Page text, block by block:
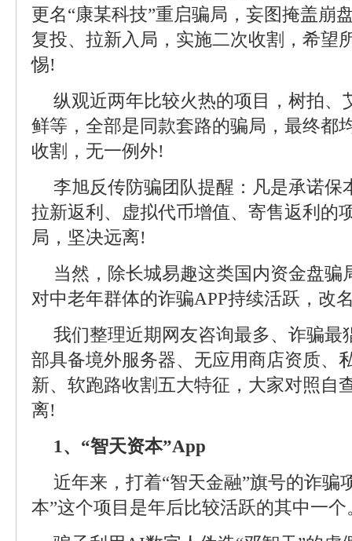
更名“康某科技”重启骗局，妄图掩盖崩
复投、拉新入局，实施二次收割，希望
惕!
纵观近两年比较火热的项目，树拍、
鲜等，全部是同款套路的骗局，最终都
收割，无一例外!
李旭反传防骗团队提醒：凡是承诺保
拉新返利、虚拟代币增值、寄售返利的
局，坚决远离!
当然，除长城易趣这类国内资金盘骗
对中老年群体的诈骗APP持续活跃，改
我们整理近期网友咨询最多、诈骗最
部具备境外服务器、无应用商店资质、
新、软跑路收割五大特征，大家对照自
离!
1、“智天资本”App
近年来，打着“智天金融”旗号的诈骗
本”这个项目是年后比较活跃的其中一个